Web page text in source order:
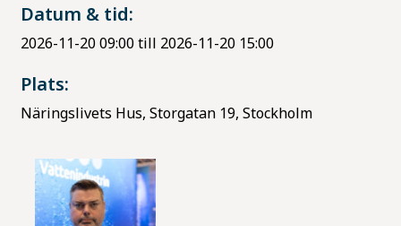
Datum & tid:
2026-11-20 09:00 till 2026-11-20 15:00
Plats:
Näringslivets Hus, Storgatan 19, Stockholm